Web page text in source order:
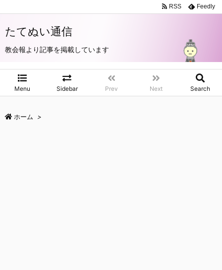
たてぬい通信
教会報より記事を掲載しています
Menu Sidebar Prev Next Search
RSS Feedly
ホーム >